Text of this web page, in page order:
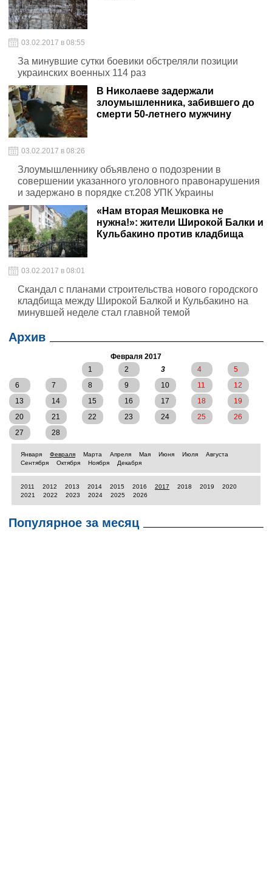
03.02.2017 в 08:55
За минувшие сутки боевики обстреляли позиции
украинских военных 114 раз
В Николаеве задержали
злоумышленника, забившего до
смерти 50-летнего мужчину
03.02.2017 в 08:26
Злоумышленнику объявлено о подозрении в
совершении указанного уголовного правонарушения
и задержано в порядке ст.208 УПК Украины
«Нам вторая Мешковка не
нужна!»: жители Широкой Балки и
Кульбакино против кладбища
03.02.2017 в 08:01
Скандал с планами строительства нового городского
кладбища между Широкой Балкой и Кульбакино на
минувшей неделе стал главной темой
Архив
Февраля 2017
1
2 3 4
5
6
7 8 9 10 11
12
13
14 15 16 17 18
19
20
21 22 23 24 25
26
27
28
Января Февраля Марта Апреля Мая Июня Июля
Августа
Сентября
Октября Ноября Декабря
2011 2012 2013 2014 2015 2016 2017 2018 2019
2020
2021
2022 2023 2024 2025 2026
Популярное за месяц